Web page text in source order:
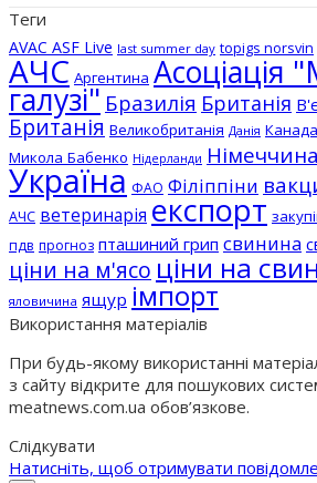
Теги
AVAC ASF Live last summer day topigs norsvin
АЧС Аргентина Асоціація
галузі" Бразилія Британія
Британія Великобританія Данія Канада
Микола Бабенко Нідерланди Німеччина
Україна ФАО Філіппіни
АЧС ветеринарія експорт
пдв прогноз пташиний грип свинина
ціни на м'ясо ціни на
яловичина ящур імпорт
Використання матеріалів
При будь-якому використанні
з сайту відкрите для пошукових
meatnews.com.ua обов’язкове.
Слідкувати
Натисніть, щоб отримувати